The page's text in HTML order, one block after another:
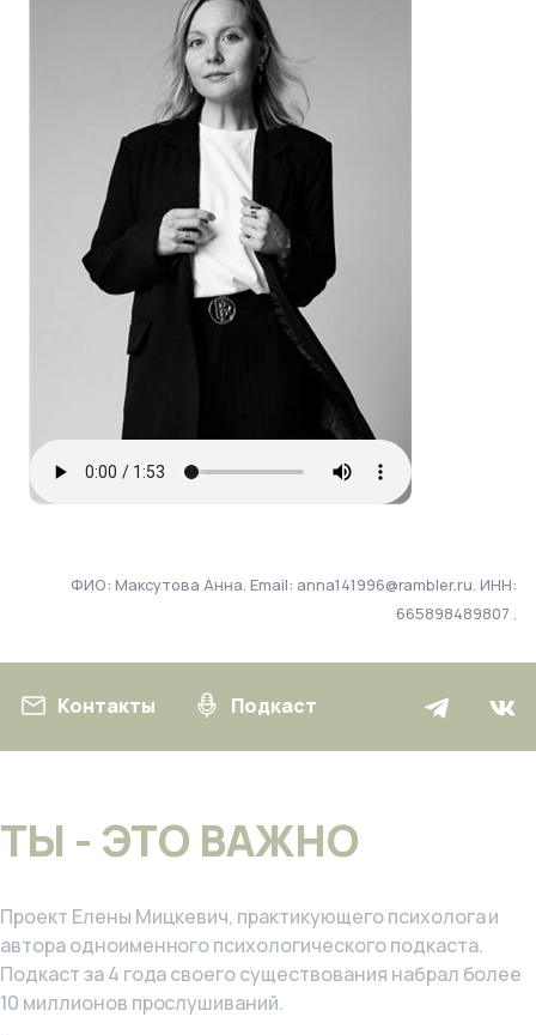
ФИО: Максутова Анна. Email: anna141996@rambler.ru. ИНН:
665898489807 .
Контакты Подкаст
ТЫ - ЭТО ВАЖНО
Проект Елены Мицкевич, практикующего психолога и
автора одноименного психологического подкаста.
Подкаст за 4 года своего существования набрал более
10 миллионов прослушиваний.